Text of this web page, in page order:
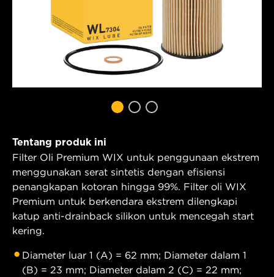
Tentang produk ini
Filter Oli Premium WIX untuk penggunaan ekstrem
menggunakan serat sintetis dengan efisiensi
penangkapan kotoran hingga 99%. Filter oli WIX
Premium untuk berkendara ekstrem dilengkapi
katup anti-drainback silikon untuk mencegah start
kering.
Diameter luar 1 (A) = 62 mm; Diameter dalam 1
(B) = 23 mm; Diameter dalam 2 (C) = 22 mm;